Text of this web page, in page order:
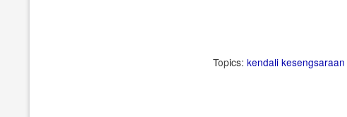
Topics:kendali kesengsaraan